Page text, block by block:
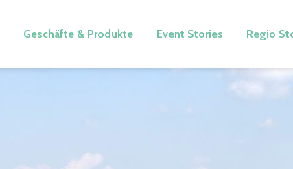
Geschäfte & Produkte Event Stories Regio